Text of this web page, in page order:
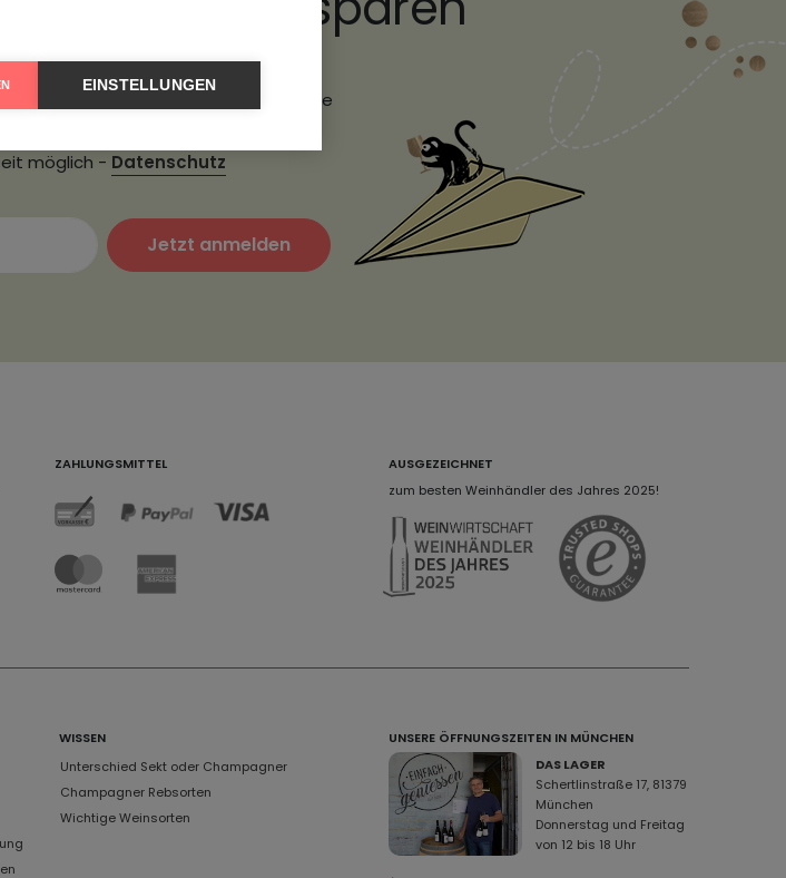
und tragen Sie sich hier zu unserem
Sie einen 5€ Gutschein für ihre
möglich - Datenschutz
Jetzt anmelden
ZAHLUNGSMITTEL
AUSGEZEICHNET
zum besten Weinhändler des Jahres 2025!
WISSEN
Unterschied Sekt oder Champagner
Champagner Rebsorten
Wichtige Weinsorten
UNSERE ÖFFNUNGSZEITEN IN MÜNCHEN
DAS LAGER
Schertlinstraße 17, 81379
München
Donnerstag und Freitag
von 12 bis 18 Uhr
EINSTELLUNGEN